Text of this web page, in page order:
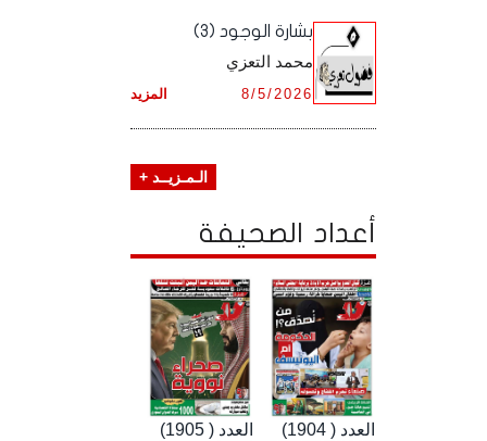
بشارة الوجود (3)
محمد التعزي
المزيد 8/5/2026
الـمـزيــد +
أعداد الصحيفة
العدد ( 1905) العدد ( 1904)